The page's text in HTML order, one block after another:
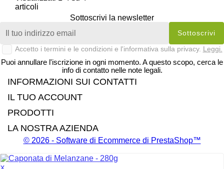
articoli
Sottoscrivi la newsletter
Accetto i termini e le condizioni e l'informativa sulla privacy. Leggi.
Puoi annullare l'iscrizione in ogni momento. A questo scopo, cerca le
info di contatto nelle note legali.
INFORMAZIONI SUI CONTATTI
IL TUO ACCOUNT
PRODOTTI
LA NOSTRA AZIENDA
© 2026 - Software di Ecommerce di PrestaShop™